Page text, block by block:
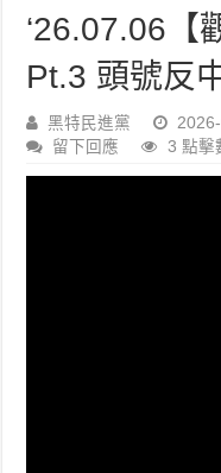
‘26.07.06【
Pt.3 頭號反
黑特民進黨
留下回應
3 點擊